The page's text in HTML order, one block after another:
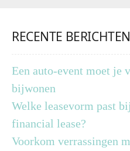
RECENTE BERICHTEN
Een auto-event moet je
bijwonen
Welke leasevorm past
financial lease?
Voorkom verrassingen